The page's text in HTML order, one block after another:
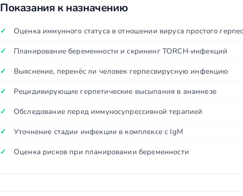
Показания к назначению
Оценка иммунного статуса в отношении вируса простого
Планирование беременности и скрининг TORCH-инфекций
Выяснение, перенёс ли человек герпесвирусную инфекцию
Рецидивирующие герпетические высыпания в анамнезе
Обследование перед иммуносупрессивной терапией
Уточнение стадии инфекции в комплексе с IgM
Оценка рисков при планировании беременности